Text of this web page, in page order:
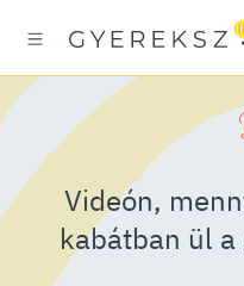
Videón,
kabátban ül